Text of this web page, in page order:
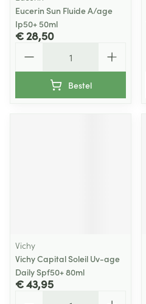
Eucerin Sun Fluide A/age
Ip50+ 50ml
€ 28,50
Bestel
Vichy
Vichy Capital Soleil Uv-age
Daily Spf50+ 80ml
€ 43,95